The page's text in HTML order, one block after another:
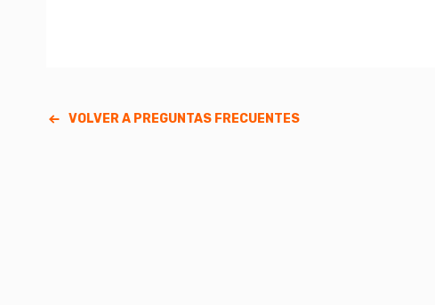
VOLVER A PREGUNTAS FRECUENTES